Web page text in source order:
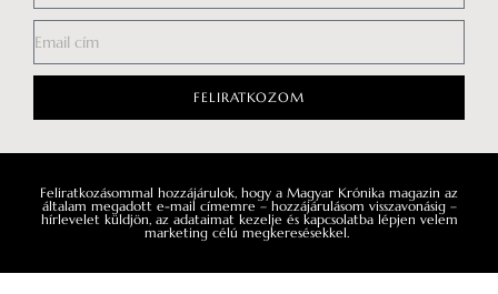
FELIRATKOZOM
Feliratkozásommal hozzájárulok, hogy a Magyar Krónika magazin az
általam megadott e-mail címemre – hozzájárulásom visszavonásig –
hírlevelet küldjön, az adataimat kezelje és kapcsolatba lépjen velem
marketing célú megkeresésekkel.